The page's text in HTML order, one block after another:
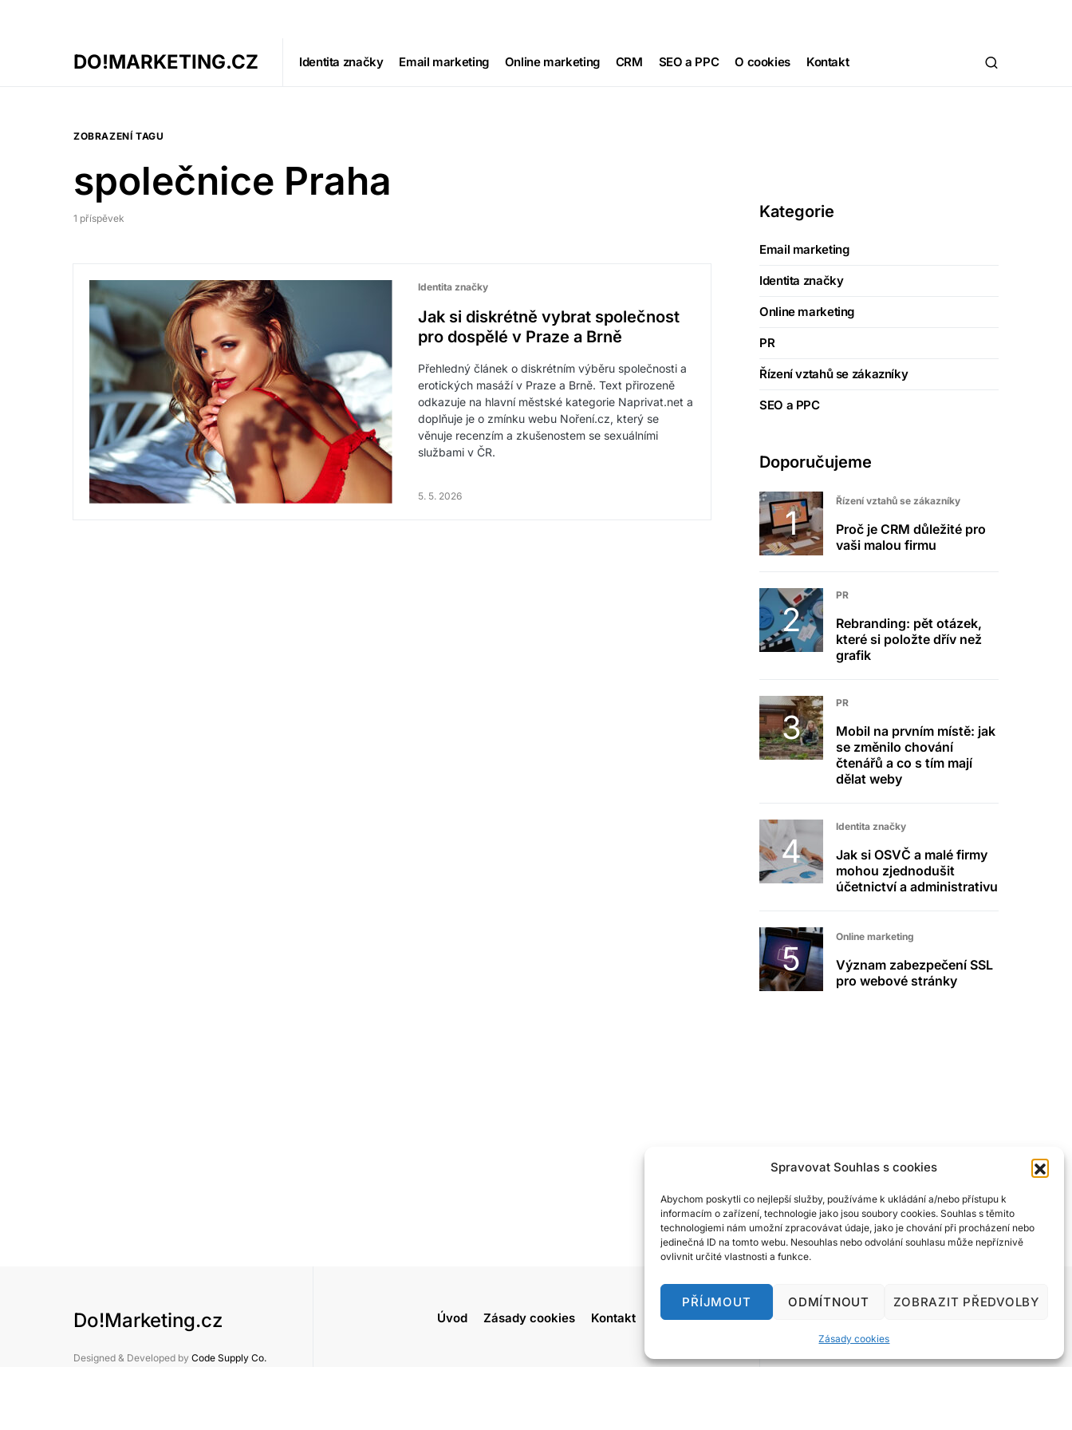
Spravovat Souhlas s cookies
Abychom poskytli co nejlepší služby, používáme k ukládání a/nebo přístupu k
informacím o zařízení, technologie jako jsou soubory cookies. Souhlas s těmito
technologiemi nám umožní zpracovávat údaje, jako je chování při procházení nebo
jedinečná ID na tomto webu. Nesouhlas nebo odvolání souhlasu může nepříznivě
ovlivnit určité vlastnosti a funkce.
PŘÍJMOUT ODMÍTNOUT ZOBRAZIT PŘEDVOLBY
Zásady cookies
DO!MARKETING.CZ Identita značky Email marketing Online marketing CRM SEO a PPC O cookies Kontakt
ZOBRAZENÍ TAGU
společnice Praha
1 příspěvek
Identita značky
Jak si diskrétně vybrat společnost
pro dospělé v Praze a Brně
Přehledný článek o diskrétním výběru společnosti a
erotických masáží v Praze a Brně. Text přirozeně
odkazuje na hlavní městské kategorie Naprivat.net a
doplňuje je o zmínku webu Noření.cz, který se
věnuje recenzím a zkušenostem se sexuálními
službami v ČR.
5. 5. 2026
Kategorie
Email marketing
Identita značky
Online marketing
PR
Řízení vztahů se zákazníky
SEO a PPC
Doporučujeme
Řízení vztahů se zákazníky
Proč je CRM důležité pro
vaši malou firmu
PR
Rebranding: pět otázek,
které si položte dřív než
grafik
PR
Mobil na prvním místě: jak
se změnilo chování
čtenářů a co s tím mají
dělat weby
Identita značky
Jak si OSVČ a malé firmy
mohou zjednodušit
účetnictví a administrativu
Online marketing
Význam zabezpečení SSL
pro webové stránky
Do!Marketing.cz
Designed & Developed by Code Supply Co.
Úvod Zásady cookies Kontakt